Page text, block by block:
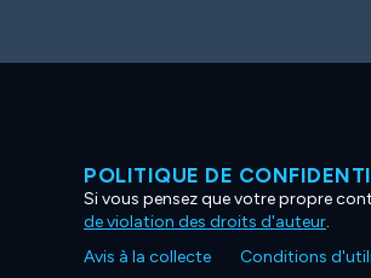
POLITIQUE DE
Si vous pensez que votre propre
de violation des droits d'auteur.
Avis à la collecte
Conditions